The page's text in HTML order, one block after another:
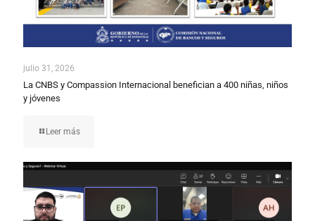
julio 31, 2026
La CNBS y Compassion Internacional benefician a 400 niñas, niños
y jóvenes
Leer más